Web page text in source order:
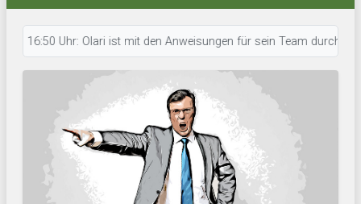
Uhr: Olari ist mit den Anweisungen für sein Team durch. • 16:49